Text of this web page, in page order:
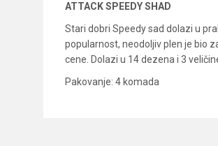
ATTACK SPEEDY SHAD
Stari dobri Speedy sad dolazi u
popularnost, neodoljiv plen je bio
cene. Dolazi u 14 dezena i 3
Pakovanje: 4 komada